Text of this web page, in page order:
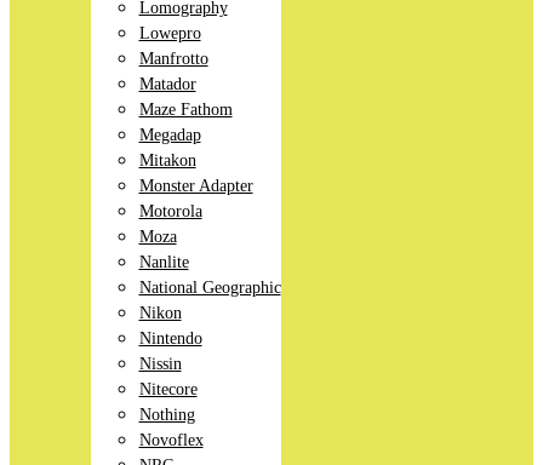
Lomography
Lowepro
Manfrotto
Matador
Maze Fathom
Megadap
Mitakon
Monster Adapter
Motorola
Moza
Nanlite
National Geographic
Nikon
Nintendo
Nissin
Nitecore
Nothing
Novoflex